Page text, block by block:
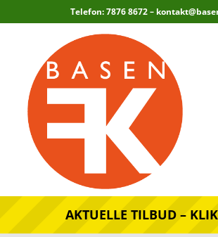
Telefon: 7876 8672 –
AKTUELLE TILBUD –